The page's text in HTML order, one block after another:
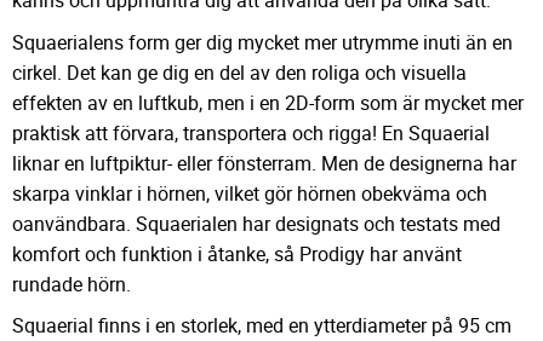
Squaerialens form ger dig mycket mer utrymme inuti än en
cirkel. Det kan ge dig en del av den roliga och visuella
effekten av en luftkub, men i en 2D-form som är mycket mer
praktisk att förvara, transportera och rigga! En Squaerial
liknar en luftpiktur- eller fönsterram. Men de designerna har
skarpa vinklar i hörnen, vilket gör hörnen obekväma och
oanvändbara. Squaerialen har designats och testats med
komfort och funktion i åtanke, så Prodigy har använt
rundade hörn.
Squaerial finns i en storlek, med en ytterdiameter på 95 cm